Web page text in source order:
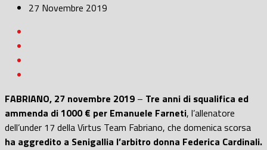
27 Novembre 2019
FABRIANO, 27 novembre 2019 – Tre anni di squalifica ed
ammenda di 1000 € per Emanuele Farneti, l’allenatore
dell’under 17 della Virtus Team Fabriano, che domenica scorsa
ha aggredito a Senigallia l’arbitro donna Federica Cardinali.